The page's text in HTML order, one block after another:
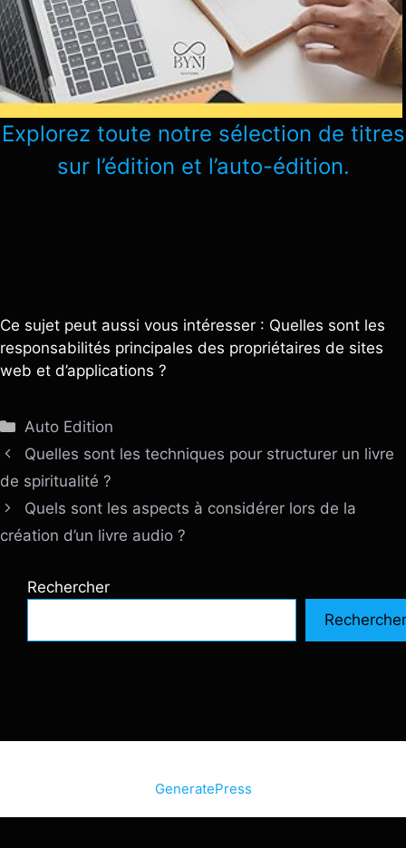
Explorez toute notre sélection de titres
sur l’édition et l’auto-édition.
Ce sujet peut aussi vous intéresser : Quelles sont les
responsabilités principales des propriétaires de sites
web et d’applications ?
Catégories
Auto Edition
Quelles sont les techniques pour structurer un livre
de spiritualité ?
Quels sont les aspects à considérer lors de la
création d’un livre audio ?
Rechercher
Rechercher
GeneratePress